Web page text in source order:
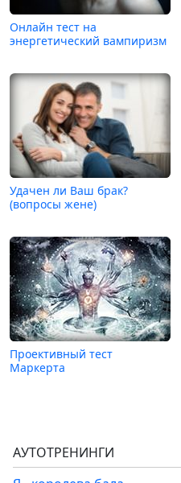
Онлайн тест на
энергетический вампиризм
Удачен ли Ваш брак?
(вопросы жене)
Проективный тест
Маркерта
АУТОТРЕНИНГИ